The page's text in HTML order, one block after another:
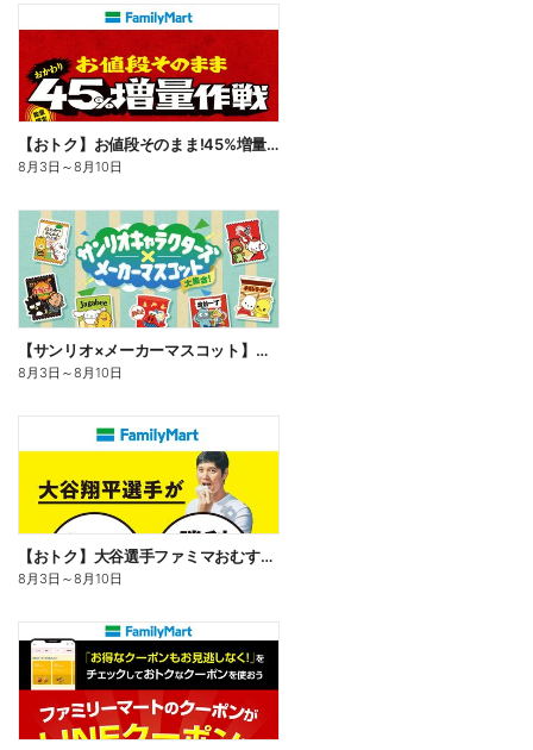
【おトク】お値段そのまま!45%増量作戦!
8月3日 ～8月10日
【サンリオ×メーカーマスコット】オリジナルグッズ貰える!
8月3日 ～8月10日
【おトク】大谷選手ファミマおむすび割
8月3日 ～8月10日